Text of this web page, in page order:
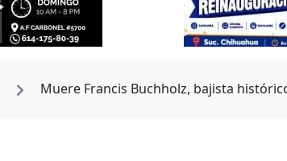
 Muere Francis Buchholz, bajista